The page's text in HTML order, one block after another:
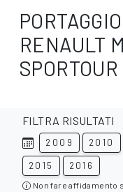
RENAULT
SPORTOUR
FILTRA RISULTATI
2009 2010
2015 2016
Non fare affidamento